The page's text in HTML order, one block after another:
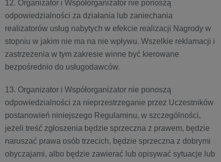
12. Organizator i Współorganizator nie ponoszą
odpowiedzialności za działania lub zaniechania
realizatorów usług nabytych w efekcie realizacji Nagrody w
stopniu w jakim nie ma na nie wpływu. Wszelkie reklamacji i
zastrzeżenia w tym zakresie winne być kierowane
bezpośrednio do usługodawców.
13. Organizator i Współorganizator nie ponoszą
odpowiedzialności za nieprzestrzeganie przez Uczestników
postanowień niniejszego Regulaminu, w szczególności,
jeżeli treść zgłoszenia będzie sprzeczna z prawem, będzie
naruszać prawa osób trzecich, będzie sprzeczna z dobrymi
obyczajami, albo będzie zawierać lub opisywać sytuacje lub